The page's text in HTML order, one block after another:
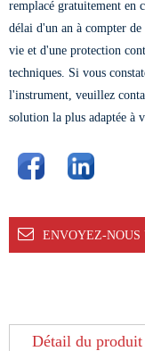
remplacé gratuitement en
délai d'un an à compter
vie et d'une protection
techniques. Si vous
l'instrument, veuillez
solution la plus adaptée à
ENVOYEZ-NOUS
Détail du produit